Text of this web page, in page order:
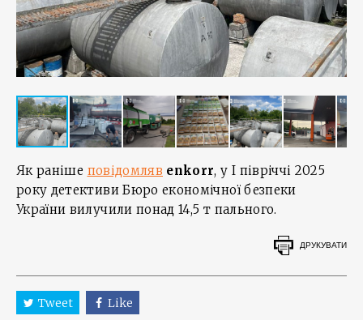
Як раніше повідомляв enkorr, у I півріччі 2025
року детективи Бюро економічної безпеки
України вилучили понад 14,5 т пального.
ДРУКУВАТИ
Tweet Like